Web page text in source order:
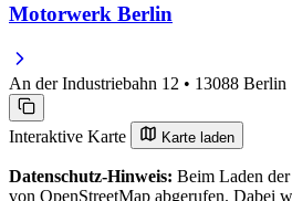
Motorwerk Berlin
An der Industriebahn 12 • 13088 Berlin
Interaktive Karte Karte laden
Datenschutz-Hinweis: Beim Laden
von OpenStreetMap abgerufen. Dabei